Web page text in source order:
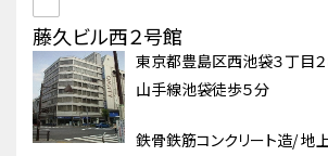
藤久ビル西２号館
東京都豊島区西池袋３丁目２
山手線池袋徒歩５分
鉄骨鉄筋コンクリート造/ 地